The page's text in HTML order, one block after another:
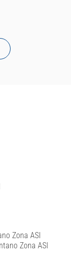
Zona ASI
Zona ASI